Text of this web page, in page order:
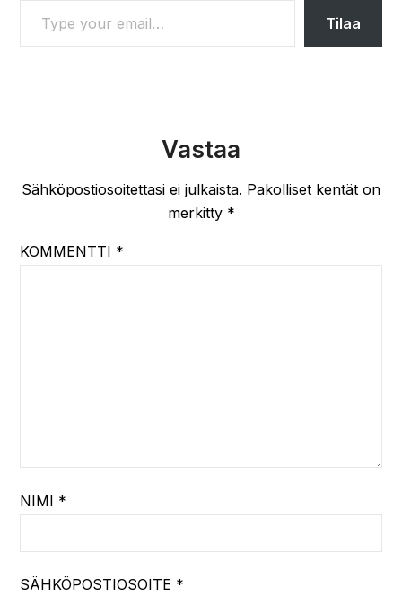
Tilaa
Vastaa
Sähköpostiosoitettasi ei julkaista. Pakolliset kentät on
merkitty *
KOMMENTTI *
NIMI *
SÄHKÖPOSTIOSOITE *